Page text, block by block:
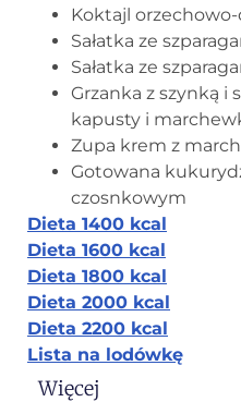
Koktajl
Sałatka ze
Sałatka ze
Grzanka z szynką i
kapusty i
Zupa krem z
Gotowana
czosnkowym
Dieta 1400 kcal
Dieta 1600 kcal
Dieta 1800 kcal
Dieta 2000 kcal
Dieta 2200 kcal
Lista na lodówkę
Więcej